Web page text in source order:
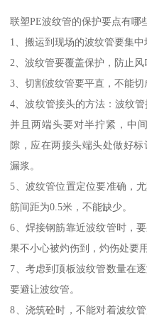
联塑PE波纹管的保护要点有哪
1、搬运到现场的波纹管要集
2、波纹管要覆盖保护，防止风
3、切割波纹管要平直，不能切
4、波纹管接头的方法：波纹
并且两端头要对半拧紧，中
隙，应在两接头端头处做好
漏浆。
5、波纹管位置定位要准确，
筋间距为0.5米，不能缺少。
6、焊接钢筋靠近波纹管时，
果不小心被灼伤到，灼伤处要
7、考虑到顶板波纹管数量在
要避让波纹管。
8、浇筑砼时，不能对着波纹